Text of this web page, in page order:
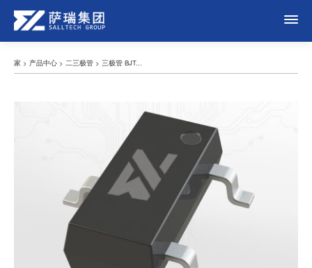
家 > 产品中心 > 二三极管 > 三极管 BJT...